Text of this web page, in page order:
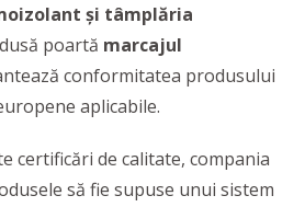
și tâmplăria
poartă marcajul
conformitatea produsului
aplicabile.
certificări de calitate, compania
să fie supuse unui sistem